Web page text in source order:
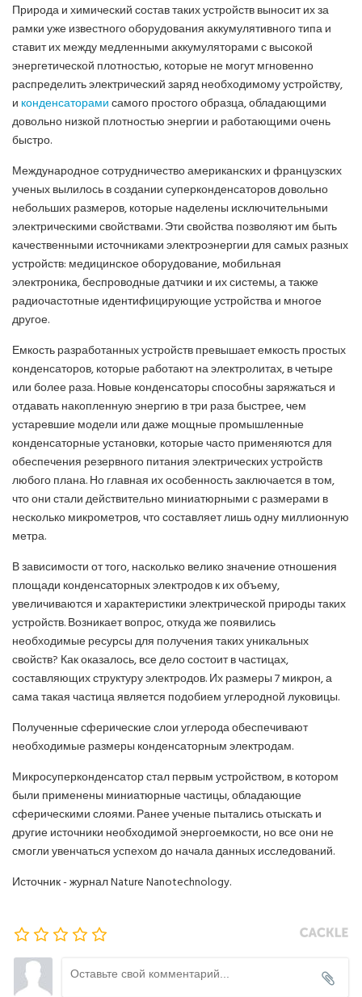
Природа и химический состав таких устройств выносит их за
рамки уже известного оборудования аккумулятивного типа и
ставит их между медленными аккумуляторами с высокой
энергетической плотностью, которые не могут мгновенно
распределить электрический заряд необходимому устройству,
и конденсаторамисамого простого образца, обладающими
довольно низкой плотностью энергии и работающими очень
быстро.
Международное сотрудничество американских и французских
ученых вылилось в создании суперконденсаторов довольно
небольших размеров, которые наделены исключительными
электрическими свойствами. Эти свойства позволяют им быть
качественными источниками электроэнергии для самых разных
устройств: медицинское оборудование, мобильная
электроника, беспроводные датчики и их системы, а также
радиочастотные идентифицирующие устройства и многое
другое.
Емкость разработанных устройств превышает емкость простых
конденсаторов, которые работают на электролитах, в четыре
или более раза. Новые конденсаторы способны заряжаться и
отдавать накопленную энергию в три раза быстрее, чем
устаревшие модели или даже мощные промышленные
конденсаторные установки, которые часто применяются для
обеспечения резервного питания электрических устройств
любого плана. Но главная их особенность заключается в том,
что они стали действительно миниатюрными с размерами в
несколько микрометров, что составляет лишь одну миллионную
метра.
В зависимости от того, насколько велико значение отношения
площади конденсаторных электродов к их объему,
увеличиваются и характеристики электрической природы таких
устройств. Возникает вопрос, откуда же появились
необходимые ресурсы для получения таких уникальных
свойств? Как оказалось, все дело состоит в частицах,
составляющих структуру электродов. Их размеры 7 микрон, а
сама такая частица является подобием углеродной луковицы.
Полученные сферические слои углерода обеспечивают
необходимые размеры конденсаторным электродам.
Микросуперконденсатор стал первым устройством, в котором
были применены миниатюрные частицы, обладающие
сферическими слоями. Ранее ученые пытались отыскать и
другие источники необходимой энергоемкости, но все они не
смогли увенчаться успехом до начала данных исследований.
Источник - журнал Nature Nanotechnology.